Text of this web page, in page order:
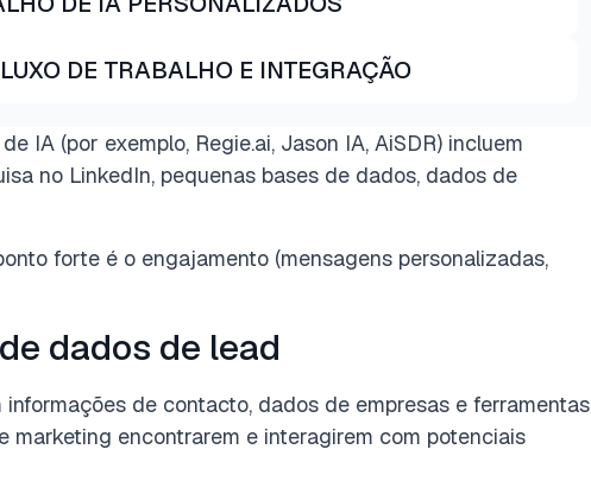
DE TRABALHO E INTEGRAÇÃO
IA (por exemplo, Regie.ai, Jason IA, AiSDR) incluem
no LinkedIn, pequenas bases de dados, dados de
forte é o engajamento (mensagens personalizadas,
dados de lead
de contacto, dados de empresas e ferramentas
marketing encontrarem e interagirem com potenciais